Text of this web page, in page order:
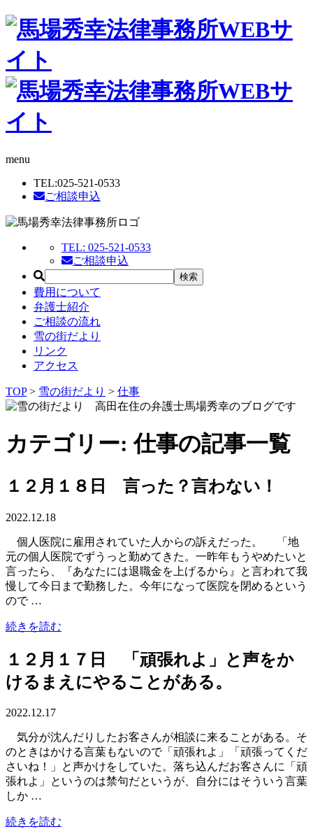
menu
TEL:025-521-0533
ご相談申込
TEL: 025-521-0533
ご相談申込
費用について
弁護士紹介
ご相談の流れ
雪の街だより
リンク
アクセス
TOP> 雪の街だより > 仕事
カテゴリー: 仕事の記事一覧
１２月１８日 言った？言わない！
2022.12.18
個人医院に雇用されていた人からの訴えだった。 「地
元の個人医院でずうっと勤めてきた。一昨年もうやめたいと
言ったら、『あなたには退職金を上げるから』と言われて我
慢して今日まで勤務した。今年になって医院を閉めるという
ので …
続きを読む
１２月１７日 「頑張れよ」と声をか
けるまえにやることがある。
2022.12.17
気分が沈んだりしたお客さんが相談に来ることがある。そ
のときはかける言葉もないので「頑張れよ」「頑張ってくだ
さいね！」と声かけをしていた。落ち込んだお客さんに「頑
張れよ」というのは禁句だというが、自分にはそういう言葉
しか …
続きを読む